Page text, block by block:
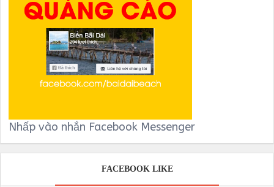
Nhấp vào nhắn Facebook Messenger
FACEBOOK LIKE